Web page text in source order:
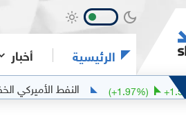
الرئيسية أخبار
(+1.97 النفط الأميركي الخفيف